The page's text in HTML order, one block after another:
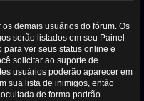
demais usuários do fórum. Os
serão listados em seu Painel
ver seus status online e
solicitar ao suporte de
usuários poderão aparecer em
sua lista de inimigos, então
de forma padrão.